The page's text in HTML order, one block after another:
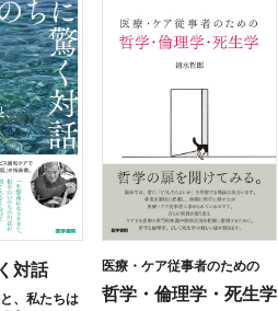
対話
、私たちは
医療・ケア従事者のための
哲学・倫理学・死生学